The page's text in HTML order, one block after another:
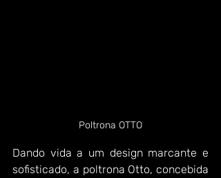
Poltrona OTTO
Dando vida a um design marcante e
sofisticado, a poltrona Otto, concebida